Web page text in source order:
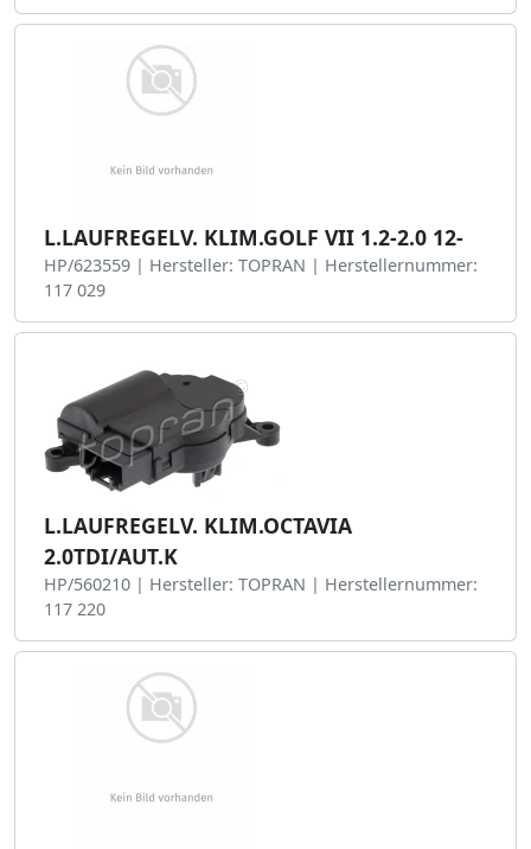
L.LAUFREGELV. KLIM.GOLF VII 1.2-2.0 12-
HP/623559 | Hersteller: TOPRAN | Herstellernummer:
117 029
L.LAUFREGELV. KLIM.OCTAVIA
2.0TDI/AUT.K
HP/560210 | Hersteller: TOPRAN | Herstellernummer:
117 220